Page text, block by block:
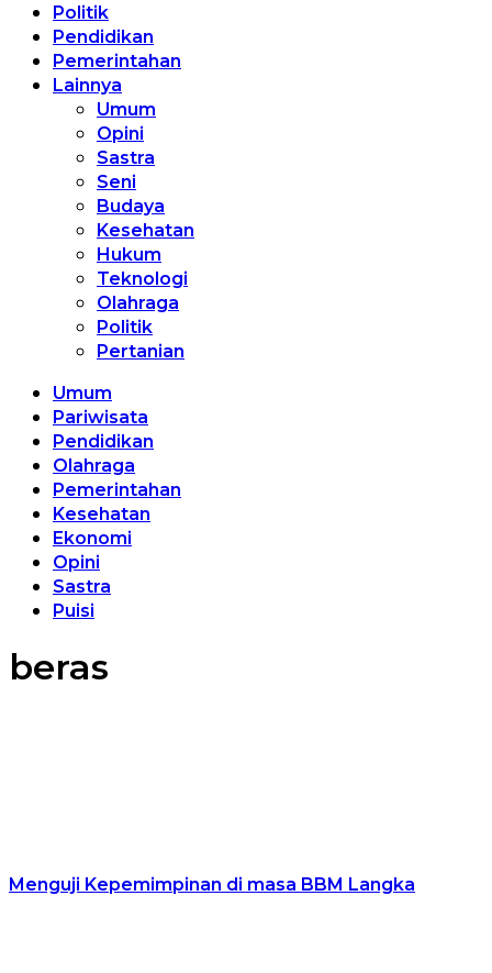
Politik
Pendidikan
Pemerintahan
Lainnya
Umum
Opini
Sastra
Seni
Budaya
Kesehatan
Hukum
Teknologi
Olahraga
Politik
Pertanian
Umum
Pariwisata
Pendidikan
Olahraga
Pemerintahan
Kesehatan
Ekonomi
Opini
Sastra
Puisi
beras
Menguji Kepemimpinan di masa BBM Langka